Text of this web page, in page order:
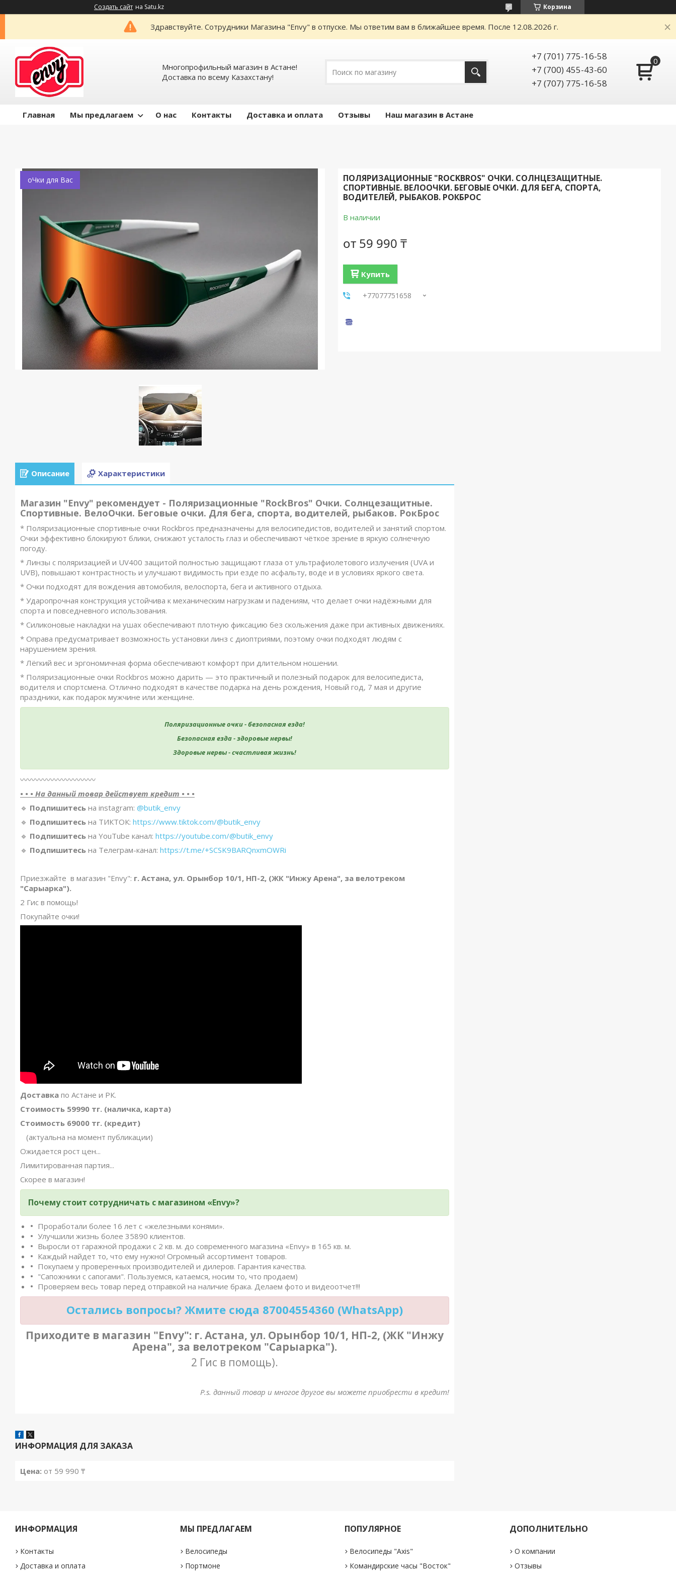
Создать сайт на Satu.kz Корзина
Здравствуйте. Сотрудники Магазина "Envy" в отпуске. Мы ответим вам в ближайшее время. После 12.08.2026 г.
Многопрофильный магазин в Астане!
Доставка по всему Казахстану!
+7 (701) 775-16-58
+7 (700) 455-43-60
+7 (707) 775-16-58
Главная Мы предлагаем О нас Контакты Доставка и оплата Отзывы Наш магазин в Астане
оЧки для Вас
ПОЛЯРИЗАЦИОННЫЕ "ROCKBROS" ОЧКИ. CОЛНЦЕЗАЩИТНЫЕ.
СПОРТИВНЫЕ. ВЕЛООЧКИ. БЕГОВЫЕ ОЧКИ. ДЛЯ БЕГА, СПОРТА,
ВОДИТЕЛЕЙ, РЫБАКОВ. РОКБРОС
В наличии
от 59 990 ₸
Купить
+77077751658
Описание Характеристики
Магазин "Envy" рекомендует - Поляризационные "RockBros" Очки. Cолнцезащитные.
Спортивные. ВелоОчки. Беговые очки. Для бега, спорта, водителей, рыбаков. РокБрос
*️ Поляризационные спортивные очки Rockbros предназначены для велосипедистов, водителей и занятий спортом.
Очки эффективно блокируют блики, снижают усталость глаз и обеспечивают чёткое зрение в яркую солнечную
погоду.
*️ Линзы с поляризацией и UV400 защитой полностью защищают глаза от ультрафиолетового излучения (UVA и
UVB), повышают контрастность и улучшают видимость при езде по асфальту, воде и в условиях яркого света.
*️ Очки подходят для вождения автомобиля, велоспорта, бега и активного отдыха.
*️ Ударопрочная конструкция устойчива к механическим нагрузкам и падениям, что делает очки надёжными для
спорта и повседневного использования.
*️ Силиконовые накладки на ушах обеспечивают плотную фиксацию без скольжения даже при активных движениях.
*️ Оправа предусматривает возможность установки линз с диоптриями, поэтому очки подходят людям с
нарушением зрения.
*️ Лёгкий вес и эргономичная форма обеспечивают комфорт при длительном ношении.
*️ Поляризационные очки Rockbros можно дарить — это практичный и полезный подарок для велосипедиста,
водителя и спортсмена. Отлично подходят в качестве подарка на день рождения, Новый год, 7 мая и другие
праздники, как подарок мужчине или женщине.
Поляризационные очки - безопасная езда!
Безопасная езда - здоровые нервы!
Здоровые нервы - счастливая жизнь!
〰️〰️〰️〰️〰️〰️〰️〰️〰️〰️
• • • На данный товар действует кредит • • •
🔹️ Подпишитесь на instagram: @butik_envy
🔹️ Подпишитесь на ТИКТОК: https://www.tiktok.com/@butik_envy
🔹️ Подпишитесь на YouTube канал: https://youtube.com/@butik_envy
🔹️ Подпишитесь на Телеграм-канал: https://t.me/+SCSK9BARQnxmOWRi
Приезжайте в магазин "Envy": г. Астана, ул. Орынбор 10/1, НП-2, (ЖК "Инжу Арена", за велотреком
"Сарыарка").
2 Гис в помощь!
Покупайте очки!
Доставка по Астане и РК.
Стоимость 59990 тг. (наличка, карта)
Стоимость 69000 тг. (кредит)
(актуальна на момент публикации)
Ожидается рост цен...
Лимитированная партия...
Скорее в магазин!
Почему стоит сотрудничать с магазином «Envy»?
Проработали более 16 лет с «железными конями».
Улучшили жизнь более 35890 клиентов.
Выросли от гаражной продажи с 2 кв. м. до современного магазина «Envy» в 165 кв. м.
Каждый найдет то, что ему нужно! Огромный ассортимент товаров.
Покупаем у проверенных производителей и дилеров. Гарантия качества.
"Сапожники с сапогами". Пользуемся, катаемся, носим то, что продаем)
Проверяем весь товар перед отправкой на наличие брака. Делаем фото и видеоотчет!!!
Остались вопросы? Жмите сюда 87004554360 (WhatsApp)
Приходите в магазин "Envy": г. Астана, ул. Орынбор 10/1, НП-2, (ЖК "Инжу
Арена", за велотреком "Сарыарка").
2 Гис в помощь).
P.s. данный товар и многое другое вы можете приобрести в кредит!
ИНФОРМАЦИЯ ДЛЯ ЗАКАЗА
Цена: от 59 990 ₸
ИНФОРМАЦИЯ
Контакты
Доставка и оплата
МЫ ПРЕДЛАГАЕМ
Велосипеды
Портмоне
ПОПУЛЯРНОЕ
Велосипеды "Axis"
Командирские часы "Восток"
ДОПОЛНИТЕЛЬНО
О компании
Отзывы